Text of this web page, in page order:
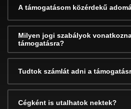
A támogatásom közérdekű
Milyen jogi szabályok
támogatásra?
Tudtok számlát adni a
Cégként is utalhatok nektek?